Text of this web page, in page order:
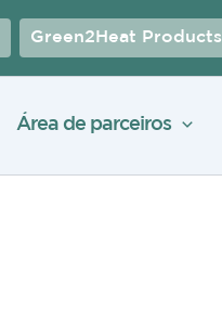
Green2Heat Products
Área de parceiros